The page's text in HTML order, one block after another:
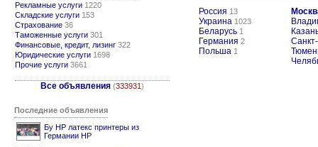
Рекламные услуги 1220
Складские услуги 153
Страхование 36
Таможенные услуги 301
Финансовые, кредит, лизинг 322
Юридические услуги 1698
Прочие услуги 3661
Все объявления (333931)
Последние объявления
Бу HP латекс принтеры из
Германии HP
Россия 13
Украина 1023
Беларусь 1
Германия 2
Польша 1